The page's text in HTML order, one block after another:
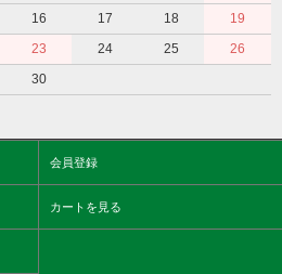
16 17 18
19
23 24 25
26
30
会員登録
カートを見る